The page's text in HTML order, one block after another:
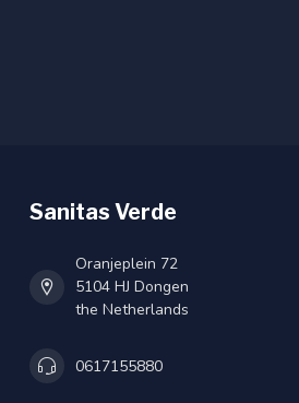
Sanitas Verde
Oranjeplein 72
5104 HJ Dongen
the Netherlands
0617155880